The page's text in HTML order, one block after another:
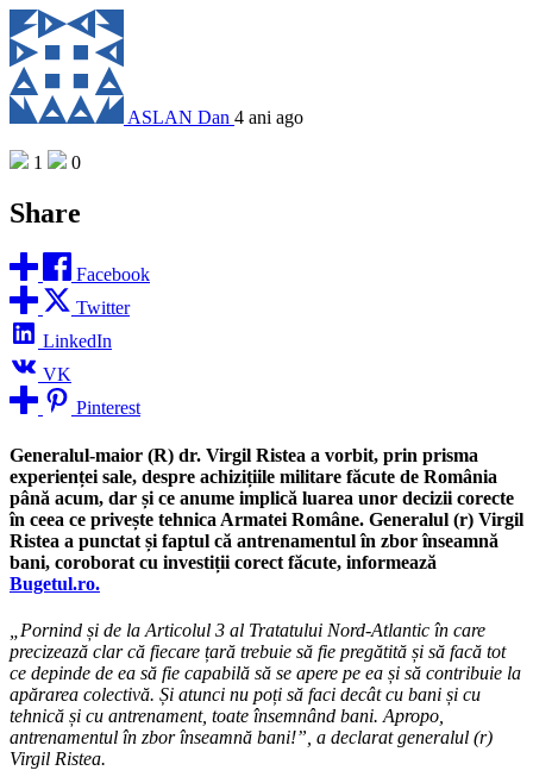
ASLAN Dan 4 ani ago
1 0
Share
Facebook
Twitter
LinkedIn
VK
Pinterest
Generalul-maior (R) dr. Virgil Ristea a vorbit, prin prisma
experienței sale, despre achizițiile militare făcute de România
până acum, dar și ce anume implică luarea unor decizii corecte
în ceea ce privește tehnica Armatei Române. Generalul (r) Virgil
Ristea a punctat și faptul că antrenamentul în zbor înseamnă
bani, coroborat cu investiții corect făcute, informează
Bugetul.ro.
„Pornind și de la Articolul 3 al Tratatului Nord-Atlantic în care
precizează clar că fiecare țară trebuie să fie pregătită și să facă tot
ce depinde de ea să fie capabilă să se apere pe ea și să contribuie la
apărarea colectivă. Și atunci nu poți să faci decât cu bani și cu
tehnică și cu antrenament, toate însemnând bani. Apropo,
antrenamentul în zbor înseamnă bani!”, a declarat generalul (r)
Virgil Ristea.